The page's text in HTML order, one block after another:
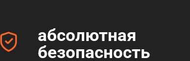
абсолютная
безопасность